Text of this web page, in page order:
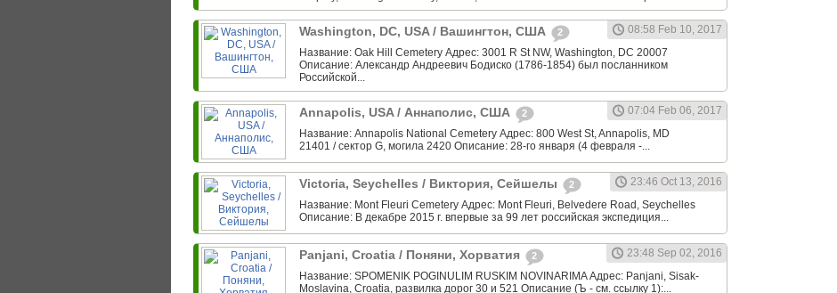
Washington, DC, USA / Вашингтон, США 2
08:58 Feb 10, 2017
Название: Oak Hill Cemetery Адрес: 3001 R St NW, Washington, DC 20007
Описание: Александр Андреевич Бодиско (1786-1854) был посланником
Российской...
Annapolis, USA / Аннаполис, США 2
07:04 Feb 06, 2017
Название: Annapolis National Cemetery Адрес: 800 West St, Annapolis, MD
21401 / сектор G, могила 2420 Описание: 28-го января (4 февраля -...
Victoria, Seychelles / Виктория, Сейшелы 2
23:46 Oct 13, 2016
Название: Mont Fleuri Cemetery Адрес: Mont Fleuri, Belvedere Road, Seychelles
Описание: В декабре 2015 г. впервые за 99 лет российская экспедиция...
Panjani, Croatia / Поняни, Хорватия 2
23:48 Sep 02, 2016
Название: SPOMENIK POGINULIM RUSKIM NOVINARIMA Адрес: Panjani, Sisak-
Moslavina, Croatia, развилка дорог 30 и 521 Описание (Ъ - см. ссылку 1):...